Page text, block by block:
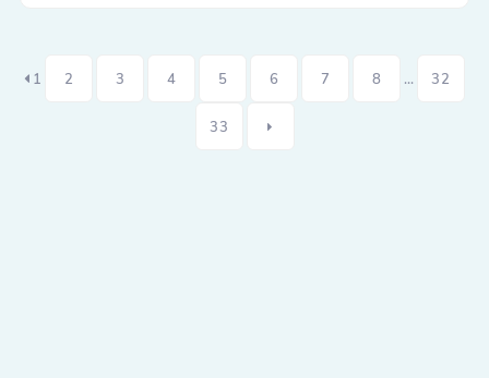
1 2 3 4 5 6 7 8 ... 32
33